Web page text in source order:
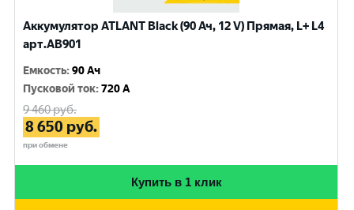
Аккумулятор ATLANT Black (90 Ач, 12 V) Прямая, L+ L4
арт.AB901
Емкость:90 Ач
Пусковой ток:720 A
9 460руб.
8 650 руб.
при обмене
Купить в 1 клик